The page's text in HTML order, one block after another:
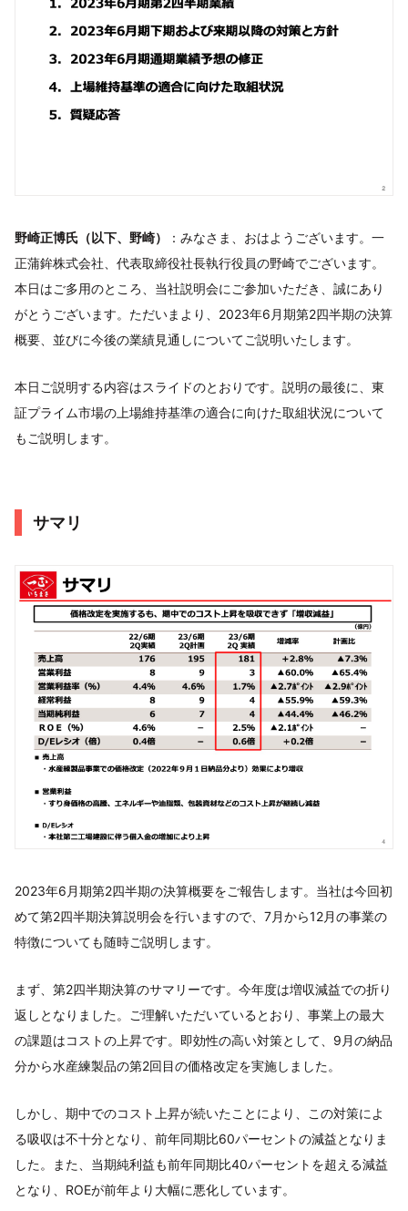
野崎正博氏（以下、野崎）
：みなさま、おはようございます。一
正蒲鉾株式会社、代表取締役社長執行役員の野崎でございます。
本日はご多用のところ、当社説明会にご参加いただき、誠にあり
がとうございます。ただいまより、2023年6月期第2四半期の決算
概要、並びに今後の業績見通しについてご説明いたします。
本日ご説明する内容はスライドのとおりです。説明の最後に、東
証プライム市場の上場維持基準の適合に向けた取組状況について
もご説明します。
サマリ
2023年6月期第2四半期の決算概要をご報告します。当社は今回初
めて第2四半期決算説明会を行いますので、7月から12月の事業の
特徴についても随時ご説明します。
まず、第2四半期決算のサマリーです。今年度は増収減益での折り
返しとなりました。ご理解いただいているとおり、事業上の最大
の課題はコストの上昇です。即効性の高い対策として、9月の納品
分から水産練製品の第2回目の価格改定を実施しました。
しかし、期中でのコスト上昇が続いたことにより、この対策によ
る吸収は不十分となり、前年同期比60パーセントの減益となりま
した。また、当期純利益も前年同期比40パーセントを超える減益
となり、ROEが前年より大幅に悪化しています。